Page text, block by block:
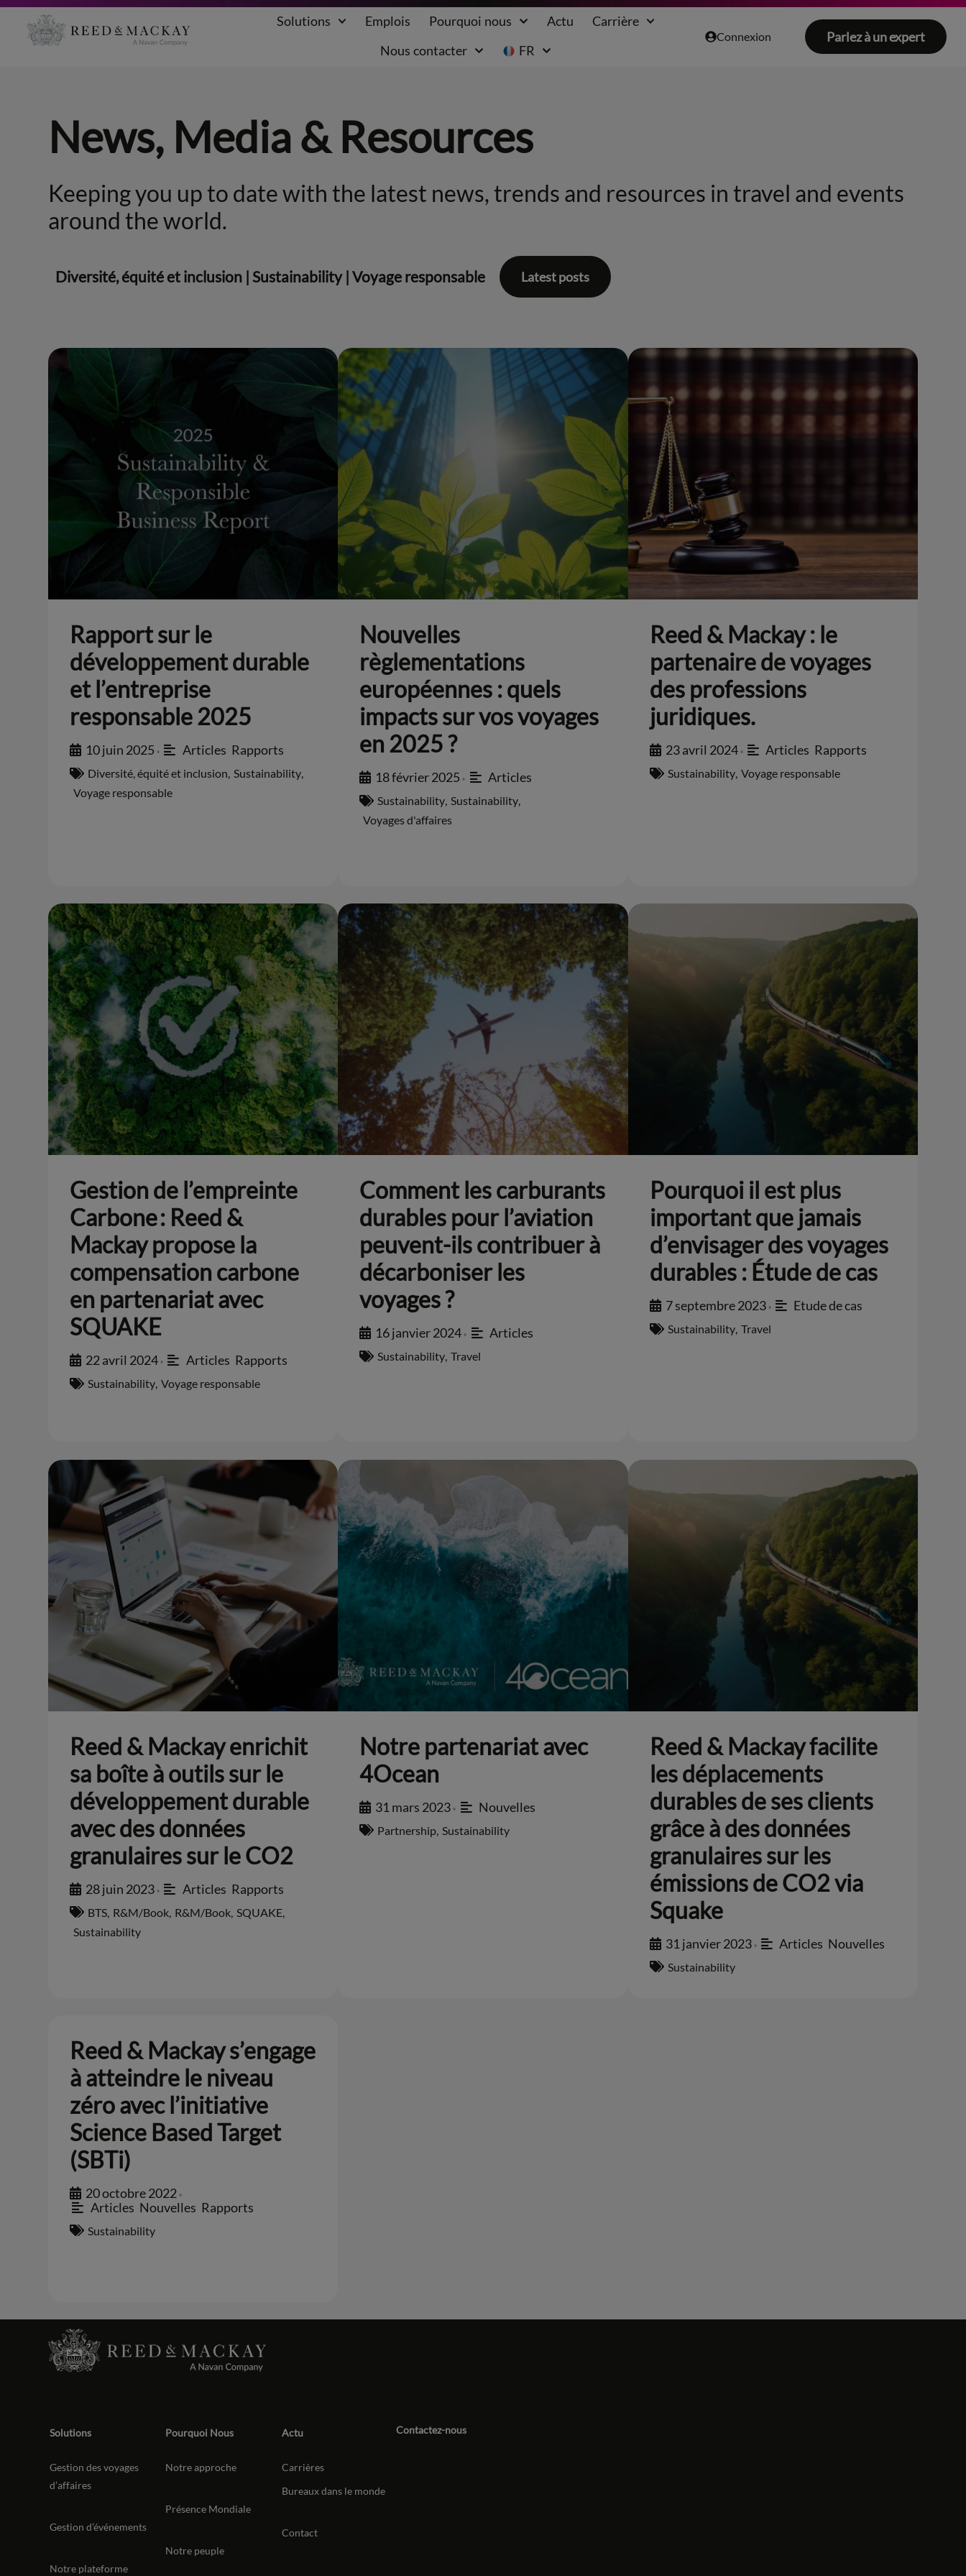
Aller
Solutions Emplois Pourquoi nous Actu
Carrière
Nous contacter
FR
Connexion Parlez à un expert
News, Media & Resources
Keeping you up to date with the latest news, trends and resources in travel and events
around the world.
Diversité, équité et inclusion |Sustainability|Voyage responsable Latest posts
Rapport sur le
développement durable
et l’entreprise
responsable 2025
10 juin 2025 • Articles Rapports
Diversité, équité et inclusion, Sustainability,
Voyage responsable
Nouvelles
règlementations
européennes : quels
impacts sur vos voyages
en 2025 ?
18 février 2025 • Articles
Sustainability, Sustainability,
Voyages d'affaires
Reed & Mackay : le
partenaire de voyages
des professions
juridiques.
23 avril 2024 • Articles Rapports
Sustainability, Voyage responsable
Gestion de l’empreinte
Carbone : Reed &
Mackay propose la
compensation carbone
en partenariat avec
SQUAKE
22 avril 2024 • Articles Rapports
Sustainability, Voyage responsable
Comment les carburants
durables pour l’aviation
peuvent-ils contribuer à
décarboniser les
voyages ?
16 janvier 2024 • Articles
Sustainability, Travel
Pourquoi il est plus
important que jamais
d’envisager des voyages
durables : Étude de cas
7 septembre 2023 • Etude de cas
Sustainability, Travel
Reed & Mackay enrichit
sa boîte à outils sur le
développement durable
avec des données
granulaires sur le CO2
28 juin 2023 • Articles Rapports
BTS R&M/Book R&M/Book SQUAKE
Sustainability
Notre partenariat avec
4Ocean
31 mars 2023 • Nouvelles
Partnership Sustainability
Reed & Mackay facilite
les déplacements
durables de ses clients
grâce à des données
granulaires sur les
émissions de CO2 via
Squake
31 janvier 2023 • Articles Nouvelles
Sustainability
Reed & Mackay s’engage
à atteindre le niveau
zéro avec l’initiative
Science Based Target
(SBTi)
20 octobre 2022 •
Articles Nouvelles Rapports
Sustainability
Solutions
Gestion des voyages
d’affaires
Gestion d’événements
Notre plateforme
Pourquoi Nous
Notre approche
Présence Mondiale
Notre peuple
Actu
Carrières
Bureaux dans le monde
Contact
Contactez-nous